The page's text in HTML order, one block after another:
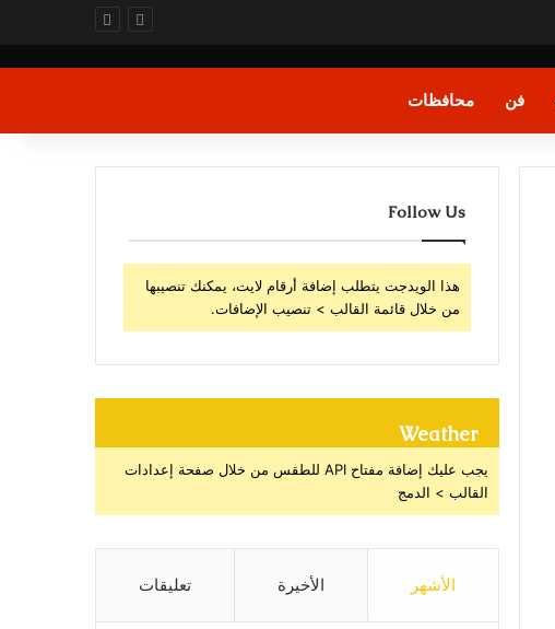
فن محافظات
Follow Us
هذا الويدجت يتطلب إضافة أرقام لايت، يمكنك تنصيبها
من خلال قائمة القالب > تنصيب الإضافات.
Weather
يجب عليك إضافة مفتاح API للطقس من خلال صفحة إعدادات
القالب > الدمج
الأشهر الأخيرة تعليقات